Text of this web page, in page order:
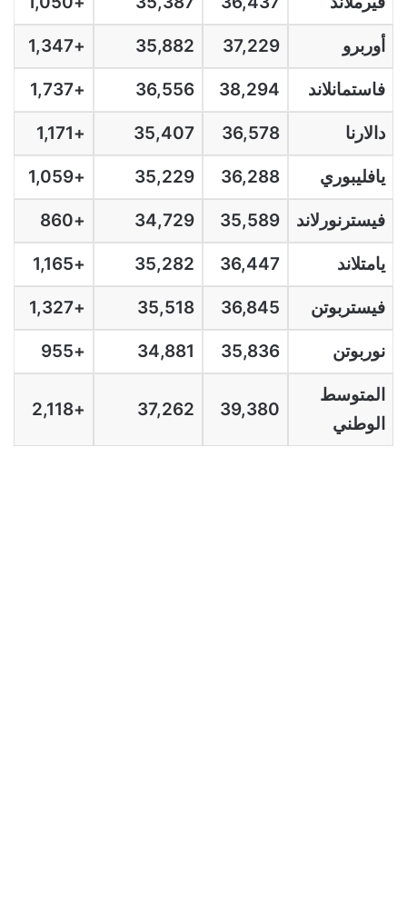
أوربرو 37,229
35,882
+1,347
فاستمانلاند 38,294
36,556
+1,737
دالارنا 36,578
35,407
+1,171
يافليبوري 36,288
35,229
+1,059
فيسترنورلاند 35,589
34,729
+860
يامتلاند 36,447
35,282
+1,165
فيستربوتن 36,845
35,518
+1,327
نوربوتن 35,836
34,881
+955
المتوسط
الوطني
39,380
37,262
+2,118